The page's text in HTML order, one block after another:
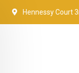
Skip
Hennessy Court